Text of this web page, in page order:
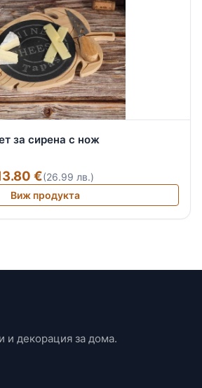
за сирена с нож
€(26.99 лв.)
Виж продукта
и декорация за дома.